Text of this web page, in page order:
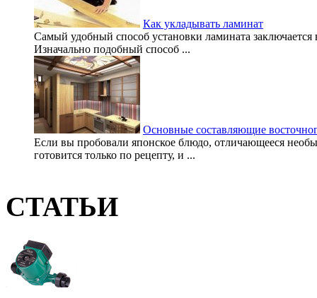
Как укладывать ламинат
Самый удобный способ установки ламината
Изначально подобный способ ...
Основные составляющие
Если вы пробовали японское блюдо, отличающееся
готовится только по рецепту, и ...
СТАТЬИ